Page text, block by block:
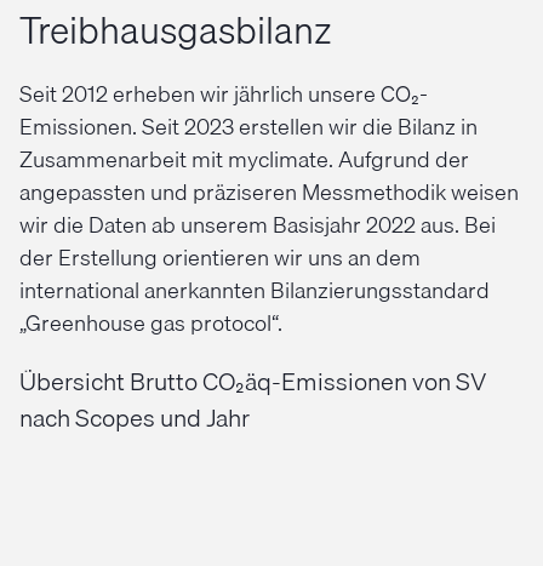
Treibhausgasbilanz
Seit 2012 erheben wir jährlich unsere CO₂-
Emissionen. Seit 2023 erstellen wir die Bilanz in
Zusammenarbeit mit myclimate. Aufgrund der
angepassten und präziseren Messmethodik weisen
wir die Daten ab unserem Basisjahr 2022 aus. Bei
der Erstellung orientieren wir uns an dem
international anerkannten Bilanzierungsstandard
„Greenhouse gas protocol“.
Übersicht Brutto CO₂äq-Emissionen von SV
nach Scopes und Jahr